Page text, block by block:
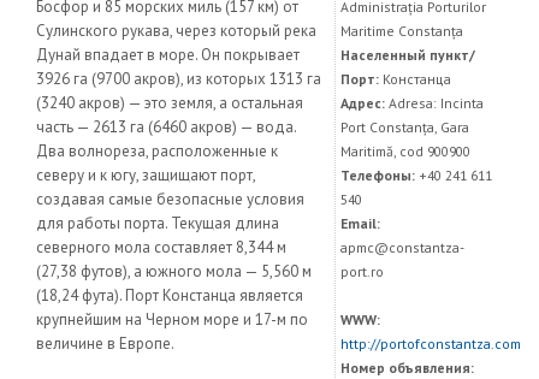
Босфор и 85 морских миль (157 км) от
Сулинского рукава, через который река
Дунай впадает в море. Он покрывает
3926 га (9700 акров), из которых 1313 га
(3240 акров) — это земля, а остальная
часть — 2613 га (6460 акров) — вода.
Два волнореза, расположенные к
северу и к югу, защищают порт,
создавая самые безопасные условия
для работы порта. Текущая длина
северного мола составляет 8,344 м
(27,38 футов), а южного мола — 5,560 м
(18,24 фута). Порт Констанца является
крупнейшим на Черном море и 17-м по
величине в Европе.
Administrația Porturilor
Maritime Constanța
Населенный пункт/
Порт:Констанца
Адрес:Adresa: Incinta
Port Constanța, Gara
Maritimă, cod 900900
Телефоны:+40 241 611
540
Email:
apmc@constantza-
port.ro
WWW:
http://portofconstantza.com
Номер объявления: